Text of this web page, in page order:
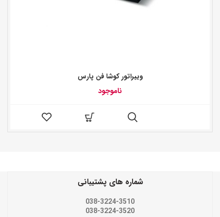
ویبراتور کوشا فن پارس
ناموجود
شماره های پشتیبانی
038-3224-3510
038-3224-3520